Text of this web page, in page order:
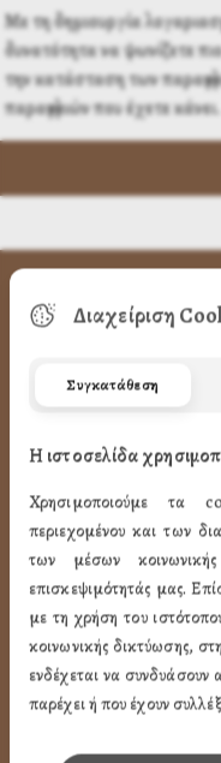
Με τη δημιουργία
δυνατότητα να ψωνίζετε
την κατάσταση των
παραγγελιών που έχετε κάνει.
Πως
Πως
Πως
Διαχείριση
Συγκατάθεση
Η ιστοσελίδα
Χρησιμοποιούμε τα
περιεχομένου και των
των μέσων
επισκεψιμότητάς μας.
με τη χρήση του
κοινωνικής δικτύωσης,
ενδέχεται να συνδυάσουν
παρέχει ή που έχουν